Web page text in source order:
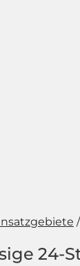
24-